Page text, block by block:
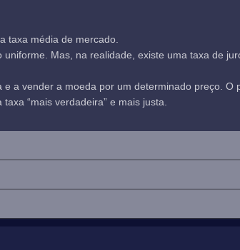
taxa média de mercado.
Mas, na realidade, existe uma taxa de
a vender a moeda por um determinado preço. O
“mais verdadeira” e mais justa.